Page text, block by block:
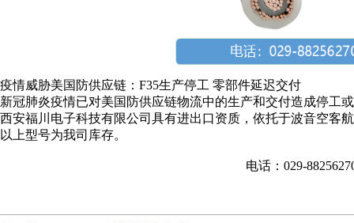
疫情威胁美国防供应链：F35生产停工 零部件延迟交付
新冠肺炎疫情已对美国防供应链物流中的生产和交付造成停工
西安福川电子科技有限公司具有进出口资质，依托于波音空客
以上型号为我司库存。
电话：029-